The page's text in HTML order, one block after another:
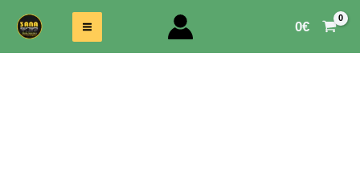
Contenido
0€